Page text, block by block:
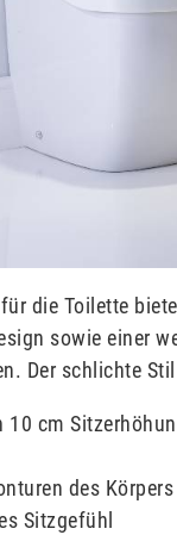
die Toilette
sowie einer
Der schlichte
10 cm
des
Sitzgefühl